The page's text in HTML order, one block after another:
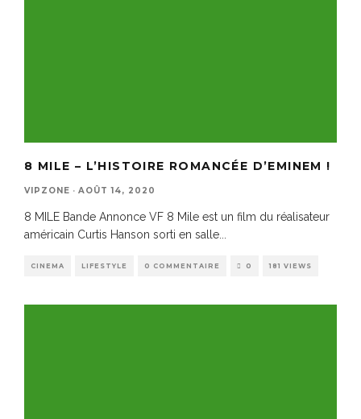
8 MILE – L’HISTOIRE ROMANCÉE D’EMINEM !
VIPZONE · AOÛT 14, 2020
8 MILE Bande Annonce VF 8 Mile est un film du réalisateur
américain Curtis Hanson sorti en salle...
CINEMA LIFESTYLE 0 COMMENTAIRE 0 181 VIEWS